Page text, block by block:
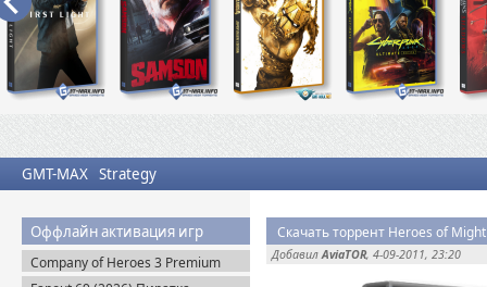
GMT-MAX Strategy
Оффлайн активация игр
Company of Heroes 3 Premium
Edition (2023) RePack
ДобавилAviaTOR, 4-09-2011, 23:20